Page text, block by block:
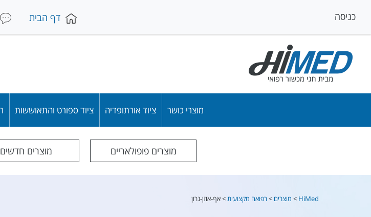
כניסה דף הבית
מוצרי כושר ציוד אורתופדיה ציוד ספורט והתאוששות
מוצרים פופולאריים מוצרים חדשים
HiMed
> מוצרים >רפואה מקצועית>אף-אוזן-גרון